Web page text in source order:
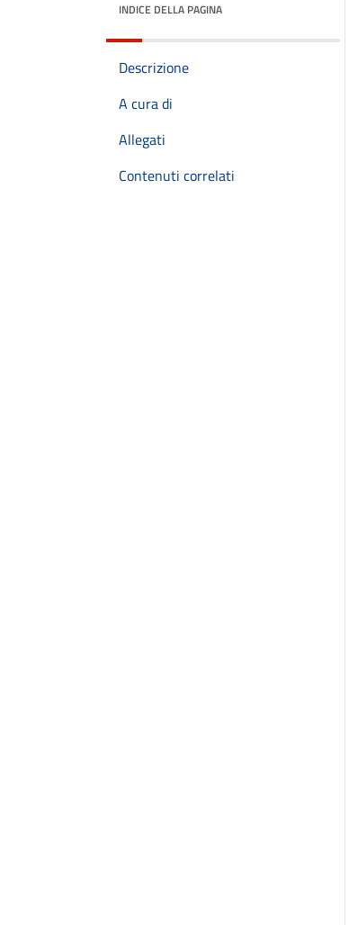
INDICE DELLA PAGINA
Descrizione
A cura di
Allegati
Contenuti correlati